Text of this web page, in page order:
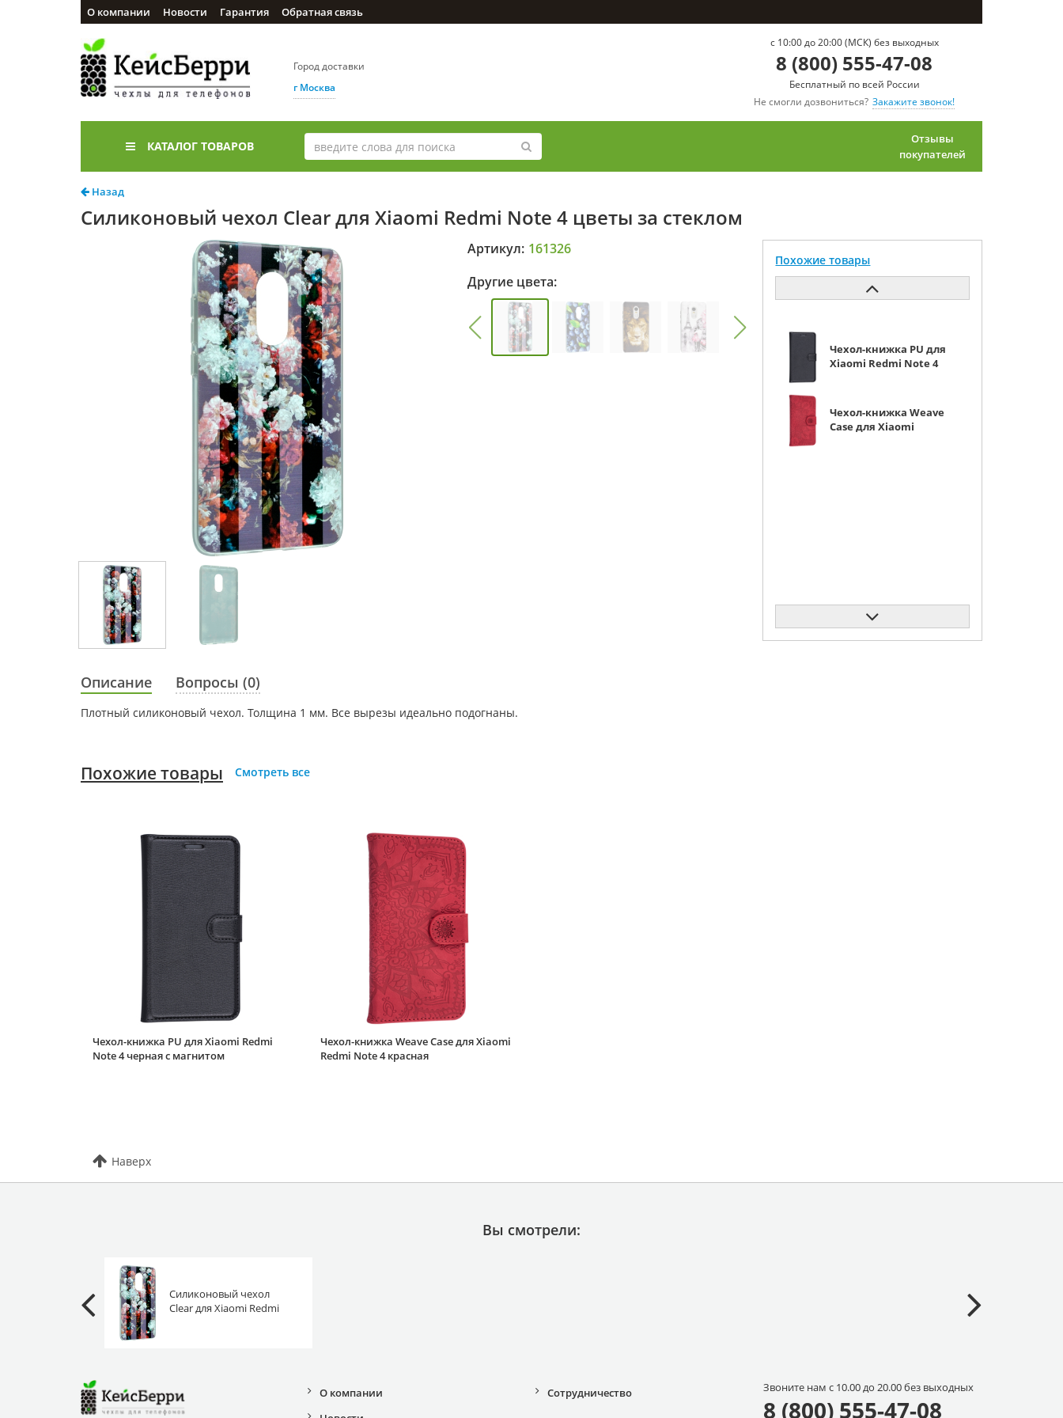
О компании Новости Гарантия Обратная связь
Город доставки
г Москва
c 10:00 до 20:00 (МСК) без выходных
8 (800) 555-47-08
Бесплатный по всей России
Не смогли дозвониться? Закажите звонок!
КАТАЛОГ ТОВАРОВ
Отзывы
покупателей
Назад
Силиконовый чехол Clear для Xiaomi Redmi Note 4 цветы за стеклом
Артикул: 161326
Другие цвета:
Похожие товары
Чехол-книжка PU для
Xiaomi Redmi Note 4
Чехол-книжка Weave
Case для Xiaomi
Описание Вопросы (0)
Плотный силиконовый чехол. Толщина 1 мм. Все вырезы идеально подогнаны.
Похожие товары Смотреть все
Чехол-книжка PU для Xiaomi Redmi
Note 4 черная с магнитом
Чехол-книжка Weave Case для Xiaomi
Redmi Note 4 красная
Наверх
Вы смотрели:
Силиконовый чехол
Clear для Xiaomi Redmi
О компании
Сотрудничество Звоните нам с 10.00 до 20.00 без выходных
8 (800) 555-47-08